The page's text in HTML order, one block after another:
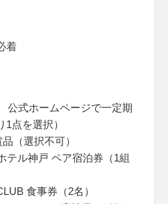
着
式ホームページで一定期
点を選択）
（選択不可）
テル神戸 ペア宿泊券（1組
食事券（2名）